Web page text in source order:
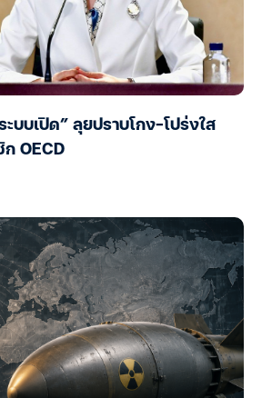
บบเปิด” ลุยปราบโกง-โปร่งใส
OECD